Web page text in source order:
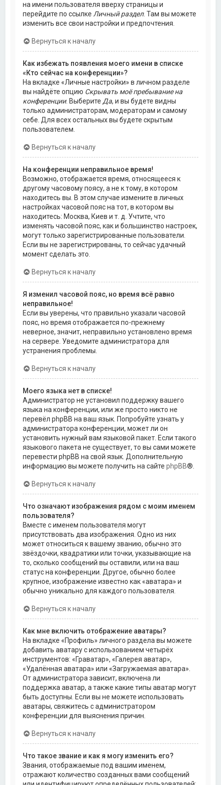
на имени пользователя вверху страницы и
перейдите по ссылке Личный раздел. Там вы можете
изменить все свои настройки и предпочтения.
Вернуться к началу
Как избежать появления моего имени в списке
«Кто сейчас на конференции»?
На вкладке «Личные настройки» в личном разделе
вы найдёте опцию Скрывать моё пребывание на
конференции. Выберите Да, и вы будете видны
только администраторам, модераторам и самому
себе. Для всех остальных вы будете скрытым
пользователем.
Вернуться к началу
На конференции неправильное время!
Возможно, отображается время, относящееся к
другому часовому поясу, а не к тому, в котором
находитесь вы. В этом случае измените в личных
настройках часовой пояс на тот, в котором вы
находитесь: Москва, Киев и т. д. Учтите, что
изменять часовой пояс, как и большинство настроек,
могут только зарегистрированные пользователи.
Если вы не зарегистрированы, то сейчас удачный
момент сделать это.
Вернуться к началу
Я изменил часовой пояс, но время всё равно
неправильное!
Если вы уверены, что правильно указали часовой
пояс, но время отображается по-прежнему
неверное, значит, неправильно установлено время
на сервере. Уведомите администратора для
устранения проблемы.
Вернуться к началу
Моего языка нет в списке!
Администратор не установил поддержку вашего
языка на конференции, или же просто никто не
перевёл phpBB на ваш язык. Попробуйте узнать у
администратора конференции, может ли он
установить нужный вам языковой пакет. Если такого
языкового пакета не существует, то вы сами можете
перевести phpBB на свой язык. Дополнительную
информацию вы можете получить на сайтеphpBB®.
Вернуться к началу
Что означают изображения рядом с моим именем
пользователя?
Вместе с именем пользователя могут
присутствовать два изображения. Одно из них
может относиться к вашему званию, обычно это
звёздочки, квадратики или точки, указывающие на
то, сколько сообщений вы оставили, или на ваш
статус на конференции. Другое, обычно более
крупное, изображение известно как «аватара» и
обычно уникально для каждого пользователя.
Вернуться к началу
Как мне включить отображение аватары?
На вкладке «Профиль» личного раздела вы можете
добавить аватару с использованием четырёх
инструментов: «Граватар», «Галерея аватар»,
«Удалённая аватара» или «Загружаемая аватара».
От администратора зависит, включена ли
поддержка аватар, а также какие типы аватар могут
быть доступны. Если вы не можете использовать
аватары, свяжитесь с администратором
конференции для выяснения причин.
Вернуться к началу
Что такое звание и как я могу изменить его?
Звания, отображаемые под вашим именем,
отражают количество созданных вами сообщений